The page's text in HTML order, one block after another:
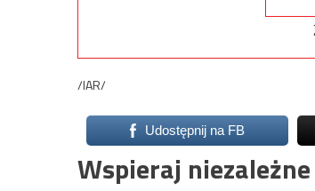
/IAR/
Udostępnij na FB
Wspieraj